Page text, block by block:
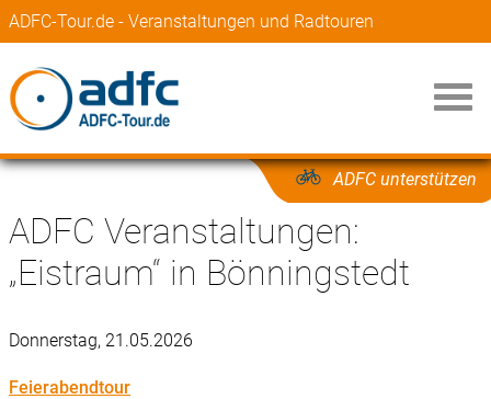
ADFC-Tour.de - Veranstaltungen und Radtouren
ADFC unterstützen
ADFC Veranstaltungen:
„Eistraum“ in Bönningstedt
Donnerstag, 21.05.2026
Feierabendtour